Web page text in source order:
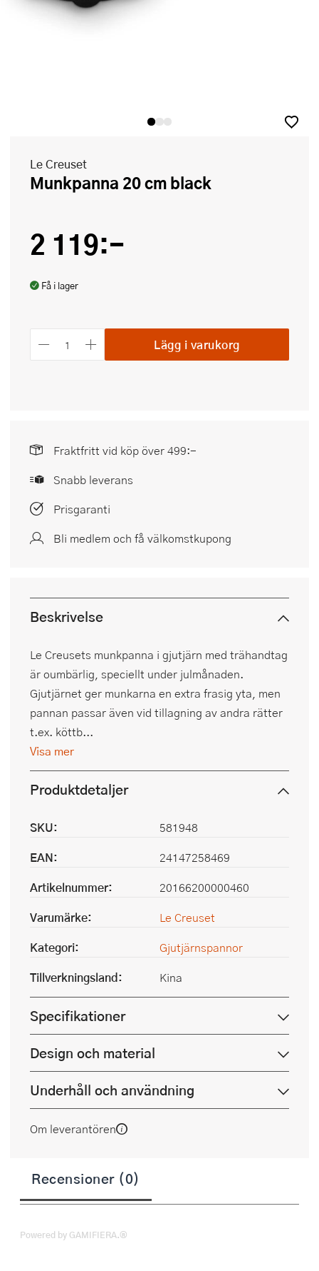
Le Creuset
Munkpanna 20 cm black
2 119:-
Få i lager
Lägg i varukorg
Fraktfritt vid köp över 499:-
Snabb leverans
Prisgaranti
Bli medlem och få välkomstkupong
Beskrivelse
Le Creusets munkpanna i gjutjärn med trähandtag
är oumbärlig, speciellt under julmånaden.
Gjutjärnet ger munkarna en extra frasig yta, men
pannan passar även vid tillagning av andra rätter
t.ex. köttb...
Visa mer
Produktdetaljer
SKU:
581948
EAN:
24147258469
Artikelnummer:
20166200000460
Varumärke:
Le Creuset
Kategori:
Gjutjärnspannor
Tillverkningsland:
Kina
Specifikationer
Design och material
Underhåll och användning
Om leverantören
Recensioner (0)
Powered by GAMIFIERA.®